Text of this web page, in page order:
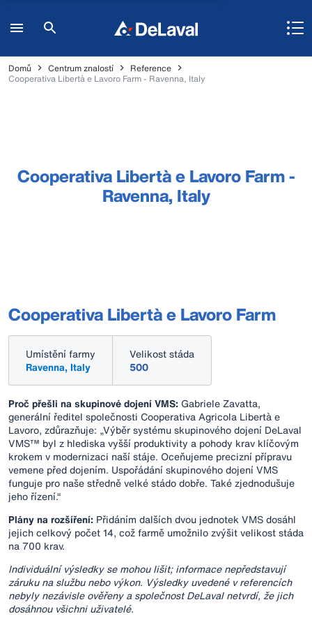
Domů Centrum znalostí
Reference
Cooperativa Libertà e Lavoro Farm - Ravenna, Italy
Cooperativa Libertà e Lavoro Farm -
Ravenna, Italy
Cooperativa Libertà e Lavoro Farm
Umístění farmy
Ravenna, Italy
Velikost stáda
500
Proč přešli na skupinové dojení VMS: Gabriele Zavatta,
generální ředitel společnosti Cooperativa Agricola Libertà e
Lavoro, zdůrazňuje: „Výběr systému skupinového dojení DeLaval
VMS™ byl z hlediska vyšší produktivity a pohody krav klíčovým
krokem v modernizaci naší stáje. Oceňujeme precizní přípravu
vemene před dojením. Uspořádání skupinového dojení VMS
funguje pro naše středně velké stádo dobře. Také zjednodušuje
jeho řízení.“
Plány na rozšíření: Přidáním dalších dvou jednotek VMS dosáhl
jejich celkový počet 14, což farmě umožnilo zvýšit velikost stáda
na 700 krav.
Individuální výsledky se mohou lišit; informace nepředstavují
záruku na službu nebo výkon. Výsledky uvedené v referencích
nebyly nezávisle ověřeny a společnost DeLaval netvrdí, že jich
dosáhnou všichni uživatelé.